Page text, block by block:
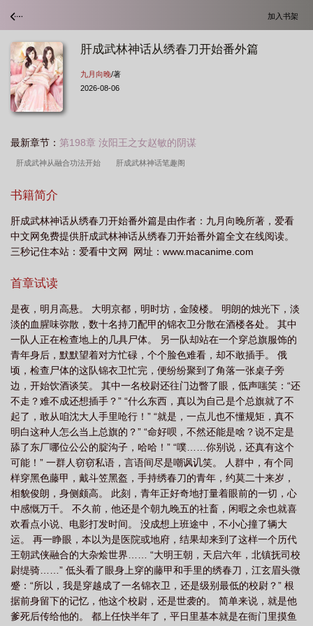
加入书架
肝成武林神话从绣春刀开始番外篇
九月向晚/著
2026-08-06
最新章节： 第198章 汝阳王之女赵敏的阴谋
肝成武神从融合功法开始 肝成武林神话笔趣阁
书籍简介
肝成武林神话从绣春刀开始番外篇是由作者：九月向晚所著，爱看
中文网免费提供肝成武林神话从绣春刀开始番外篇全文在线阅读。
三秒记住本站：爱看中文网 网址：www.macanime.com
首章试读
是夜，明月高悬。 大明京都，明时坊，金陵楼。 明朗的烛光下，淡
淡的血腥味弥散，数十名持刀配甲的锦衣卫分散在酒楼各处。 其中
一队人正在检查地上的几具尸体。 另一队却站在一个穿总旗服饰的
青年身后，默默望着对方忙碌，个个脸色难看，却不敢插手。 俄
顷，检查尸体的这队锦衣卫忙完，便纷纷聚到了角落一张桌子旁
边，开始饮酒谈笑。 其中一名校尉还往门边瞥了眼，低声嗤笑：“还
不走？难不成还想插手？” “什么东西，真以为自己是个总旗就了不
起了，敢从咱沈大人手里呛行！” “就是，一点儿也不懂规矩，真不
明白这种人怎么当上总旗的？” “命好呗，不然还能是啥？说不定是
舔了东厂哪位公公的腚沟子，哈哈！” “噗……你别说，还真有这个
可能！” 一群人窃窃私语，言语间尽是嘲讽讥笑。 人群中，有个同
样穿黑色藤甲，戴斗笠黑盔，手持绣春刀的青年，约莫二十来岁，
相貌俊朗，身侧颇高。 此刻，青年正好奇地打量着眼前的一切，心
中感慨万千。 不久前，他还是个朝九晚五的社畜，闲暇之余也就喜
欢看点小说、电影打发时间。 没成想上班途中，不小心撞了辆大
运。 再一睁眼，本以为是医院或地府，结果却来到了这样一个历代
王朝武侠融合的大杂烩世界…… “大明王朝，天启六年，北镇抚司校
尉缇骑……” 低头看了眼身上穿的藤甲和手里的绣春刀，江玄眉头微
蹙：“所以，我是穿越成了一名锦衣卫，还是级别最低的校尉？” 根
据前身留下的记忆，他这个校尉，还是世袭的。 简单来说，就是他
爹死后传给他的。 都上任快半年了，平日里基本就是在衙门里摸鱼